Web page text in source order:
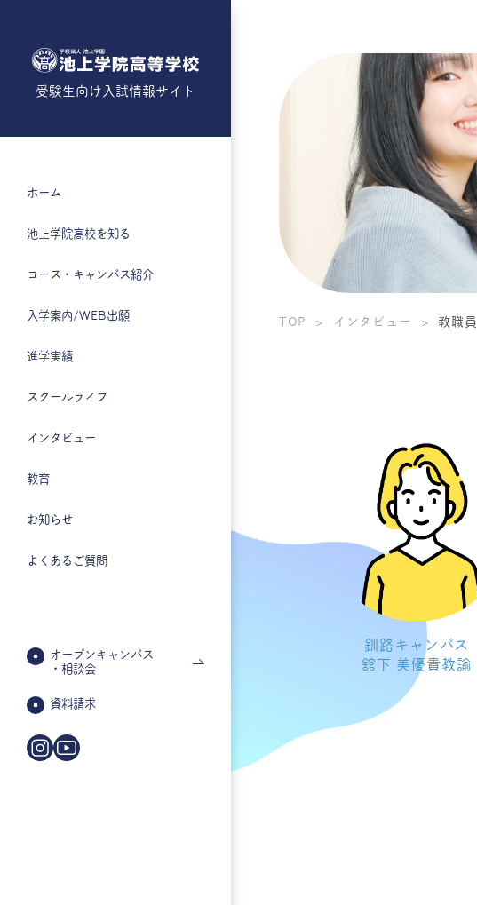
受験生向け入試情報サイト
ホーム
池上学院⾼校を知る
コース・ キャンパス紹介
入学案内/WEB出願
進学実績
スクールライフ
インタビュー
教育
お知らせ
よくあるご質問
オープンキャンパス
・相談会
資料請求
TOP インタビュー 教職員
釧路キャンパス
舘下 美優貴教諭